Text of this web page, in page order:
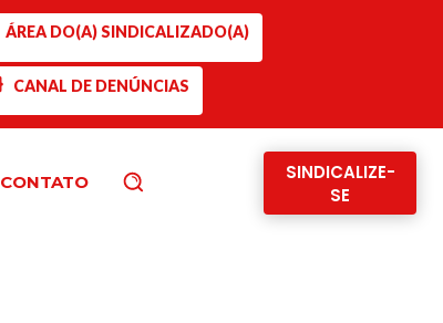
ÁREA DO(A) SINDICALIZADO(A)
CANAL DE DENÚNCIAS
CONTATO
SINDICALIZE-
SE